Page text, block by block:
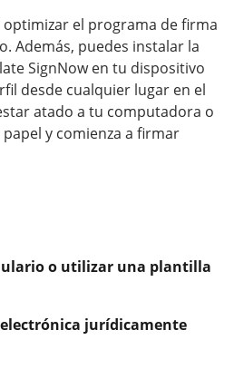
el programa de firma
Además, puedes instalar la
SignNow en tu dispositivo
desde cualquier lugar en el
atado a tu computadora o
y comienza a firmar
o utilizar una plantilla
jurídicamente